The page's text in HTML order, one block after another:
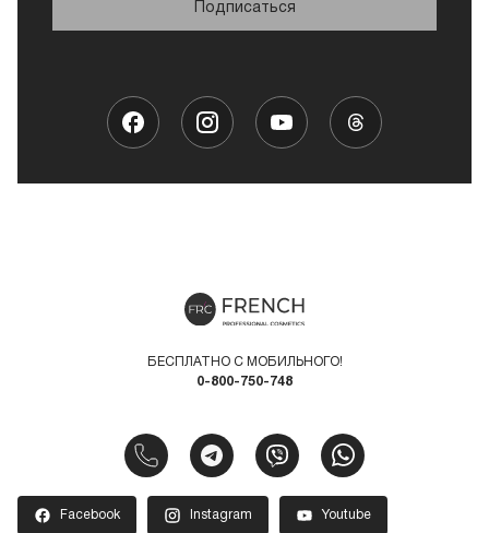
Подписаться
БЕСПЛАТНО С МОБИЛЬНОГО!
0-800-750-748
Facebook Instagram Youtube